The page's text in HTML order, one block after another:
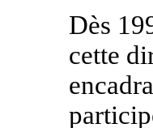
Dès
cette